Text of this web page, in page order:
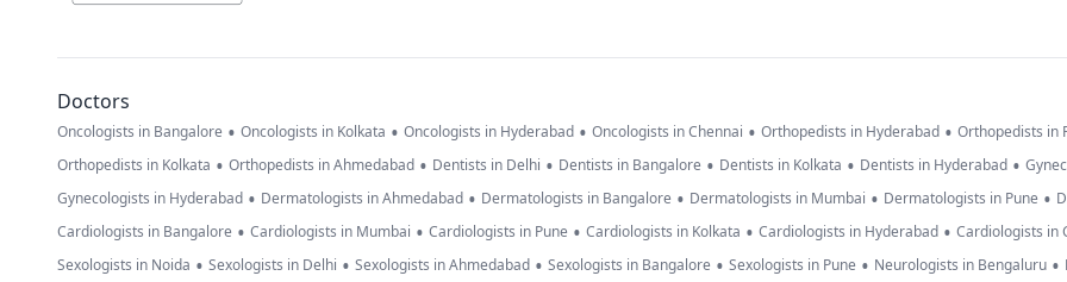
Doctors
Oncologists in Bangalore • Oncologists in Kolkata • Oncologists in Hyderabad • Oncologists in Chennai • Orthopedists in Hyderabad • Orthopedists in
Orthopedists in Kolkata • Orthopedists in Ahmedabad • Dentists in Delhi • Dentists in Bangalore • Dentists in Kolkata • Dentists in Hyderabad •
Gynecologists in Hyderabad • Dermatologists in Ahmedabad • Dermatologists in Bangalore • Dermatologists in Mumbai • Dermatologists in Pune •
Cardiologists in Bangalore • Cardiologists in Mumbai • Cardiologists in Pune • Cardiologists in Kolkata • Cardiologists in Hyderabad • Cardiologists in
Sexologists in Noida • Sexologists in Delhi • Sexologists in Ahmedabad • Sexologists in Bangalore • Sexologists in Pune • Neurologists in Bengaluru •